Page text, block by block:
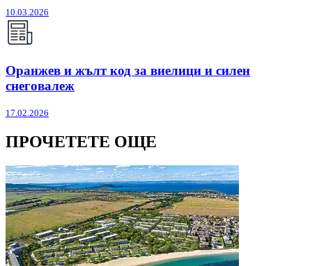
10.03.2026
Оранжев и жълт код за виелици и силен
снеговалеж
17.02.2026
ПРОЧЕТЕТЕ ОЩЕ